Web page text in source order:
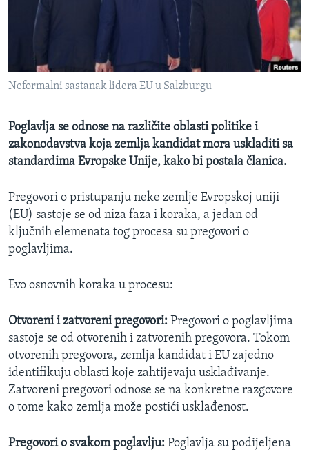
MAGAZIN
Learning English
Neformalni sastanak lidera EU u Salzburgu
Poglavlja se odnose na različite oblasti politike i
zakonodavstva koja zemlja kandidat mora uskladiti sa
standardima Evropske Unije, kako bi postala članica.
Pregovori o pristupanju neke zemlje Evropskoj uniji
(EU) sastoje se od niza faza i koraka, a jedan od
ključnih elemenata tog procesa su pregovori o
poglavljima.
Evo osnovnih koraka u procesu:
Otvoreni i zatvoreni pregovori: Pregovori o poglavljima
sastoje se od otvorenih i zatvorenih pregovora. Tokom
otvorenih pregovora, zemlja kandidat i EU zajedno
identifikuju oblasti koje zahtijevaju usklađivanje.
Zatvoreni pregovori odnose se na konkretne razgovore
o tome kako zemlja može postići usklađenost.
Pregovori o svakom poglavlju: Poglavlja su podijeljena